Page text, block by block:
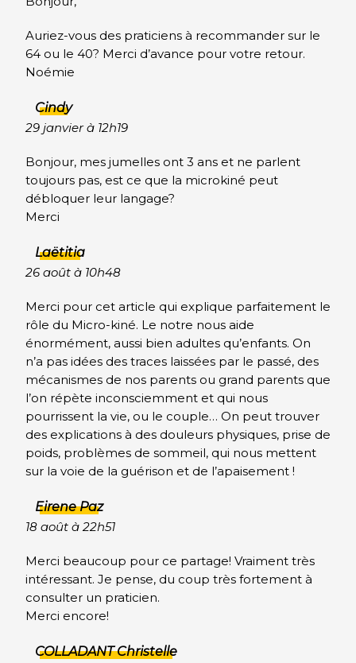
Auriez-vous des praticiens à recommander sur le
64 ou le 40? Merci d’avance pour votre retour.
Noémie
Cindy
29 janvier à 12h19
Bonjour, mes jumelles ont 3 ans et ne parlent
toujours pas, est ce que la microkiné peut
débloquer leur langage?
Merci
Laëtitia
26 août à 10h48
Merci pour cet article qui explique parfaitement le
rôle du Micro-kiné. Le notre nous aide
énormément, aussi bien adultes qu’enfants. On
n’a pas idées des traces laissées par le passé, des
mécanismes de nos parents ou grand parents que
l’on répète inconsciemment et qui nous
pourrissent la vie, ou le couple… On peut trouver
des explications à des douleurs physiques, prise de
poids, problèmes de sommeil, qui nous mettent
sur la voie de la guérison et de l’apaisement !
Eirene Paz
18 août à 22h51
Merci beaucoup pour ce partage! Vraiment très
intéressant. Je pense, du coup très fortement à
consulter un praticien.
Merci encore!
COLLADANT Christelle